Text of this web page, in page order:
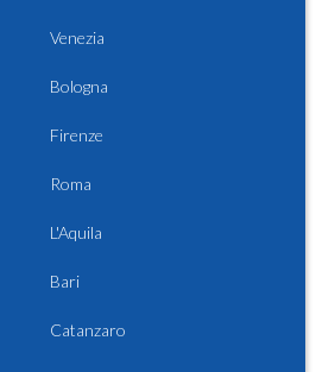
Venezia
Bologna
Firenze
Roma
L'Aquila
Bari
Catanzaro